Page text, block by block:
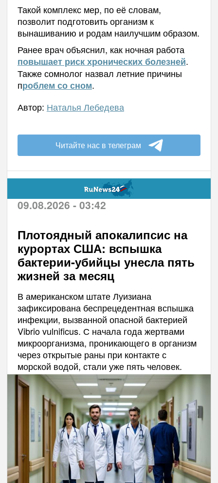
Такой комплекс мер, по её словам,
позволит подготовить организм к
вынашиванию и родам наилучшим образом.
Ранее врач объяснил, как ночная работа
повышает риск хронических болезней.
Также сомнолог назвал летние причины
проблем со сном.
Автор: Наталья Лебедева
Читайте нас в телеграм
09.08.2026 - 03:42
Плотоядный апокалипсис на
курортах США: вспышка
бактерии-убийцы унесла пять
жизней за месяц
В американском штате Луизиана
зафиксирована беспрецедентная вспышка
инфекции, вызванной опасной бактерией
Vibrio vulnificus. С начала года жертвами
микроорганизма, проникающего в организм
через открытые раны при контакте с
морской водой, стали уже пять человек.